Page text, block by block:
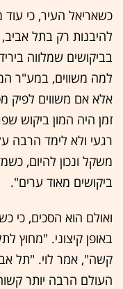
כשאריאל העיר, כי עוד
להיבנות רק בתל
בביקושים שמלווה
למה משווים, במע"ר
אלא אם משווים לפיק
זמן היה המון ביקוש
רגעי ולא לימד הרבה
משקל ונכון להיום,
ביקושים מאוד ערים".
ואולם הוא הסכים, כי
באופן קיצוני. "מחוץ
קשה", אמר לוי. "תל